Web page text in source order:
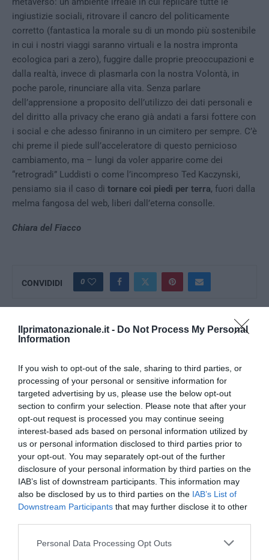
Ilprimatonazionale.it - Do Not Process My Personal
Information
If you wish to opt-out of the sale, sharing to third parties, or
processing of your personal or sensitive information for
targeted advertising by us, please use the below opt-out
section to confirm your selection. Please note that after your
opt-out request is processed you may continue seeing
interest-based ads based on personal information utilized by
us or personal information disclosed to third parties prior to
your opt-out. You may separately opt-out of the further
disclosure of your personal information by third parties on the
IAB’s list of downstream participants. This information may
also be disclosed by us to third parties on the IAB’s List of
Downstream Participants that may further disclose it to other
Please note that this website/app uses one or more Google
Personal Data Processing Opt Outs
ingiustizie sociali, ritrovare il cancro del politicamente
corretto (fantastica la morale su di un mondo più sostenibile
in cui i nostri viaggi saranno virtuali e la nostra impronta
ecologica pari a zero), fuggire dalle proprie preoccupazioni e
dalla realtà, invece di plasmarla con la nostra Volontà, in
poche parole, rinunciare alla vita. Senza parlare
dell’apprensione a proposito dell’utilizzo dei dati personali e
del diritto alla privacy che erano già andati a farsi fottere con
i social e che adesso finiranno in un cimitero per sempre. C’è
chi preme il piede sull’acceleratore di questo pernicioso
cambiamento, ma – lungi da voler apparire come dei
“retrogradi” Luddisti o come l’incompreso Ted Kaczynski,
pensiamo sia il caso di tornare coi piedi per terra, fuori dalla
melma fangosa del web, liberi dall’eterna consolle.
Chiara del Fiacco
CONVIDIDI 0
CHIARA DEL FIACCO
previous post
Milano, sgominata cellula che favoriva l’immigrazione
clandestina: in manette 10 stranieri
next post
Riprendersi l’Europa: ora le squadre italiane spieghino le vele
YOU MAY ALSO LIKE